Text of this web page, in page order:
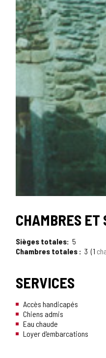
CHAMBRES ET
Sièges totales 5
Chambres totales
3 1
SERVICES
Accès handicapés
Chiens admis
Eau chaude
Loyer d'embarcations